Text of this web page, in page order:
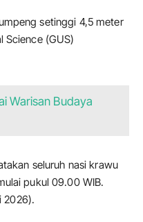
setinggi 4,5 meter
Science (GUS)
Warisan Budaya
seluruh nasi krawu
pukul 09.00 WIB.
2026).